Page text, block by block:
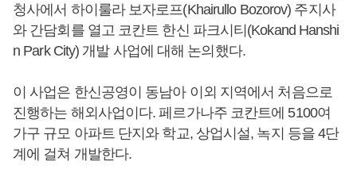
청사에서 하이룰라 보자로프(Khairullo Bozorov) 주지사
와 간담회를 열고 코칸트 한신 파크시티(Kokand Hanshi
n Park City) 개발 사업에 대해 논의했다.
이 사업은 한신공영이 동남아 이외 지역에서 처음으로
진행하는 해외사업이다. 페르가나주 코칸트에 5100여
가구 규모 아파트 단지와 학교, 상업시설, 녹지 등을 4단
계에 걸쳐 개발한다.